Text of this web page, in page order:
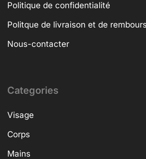
Politique de confidentialité
Politque de livraison et de
Nous-contacter
Categories
Visage
Corps
Mains